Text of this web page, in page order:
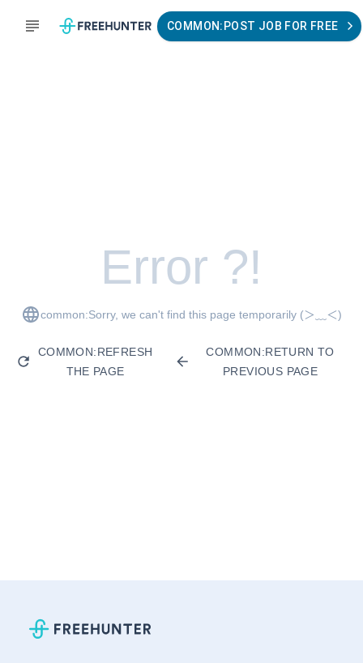
COMMON:POST JOB FOR FREE
Error ?!
common:Sorry, we can't find this page temporarily (＞﹏＜)
COMMON:REFRESH
THE PAGE
COMMON:RETURN TO
PREVIOUS PAGE